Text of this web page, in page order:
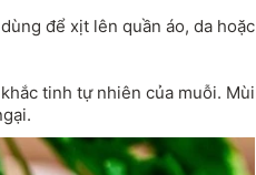
để xịt lên quần áo, da hoặc
tinh tự nhiên của muỗi. Mùi